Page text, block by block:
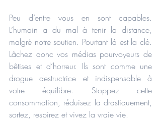
Peu d’entre vous en sont capables.
L’humain a du mal à tenir la distance,
malgré notre soutien. Pourtant là est la clé.
Lâchez donc vos médias pourvoyeurs de
bêtises et d’horreur. Ils sont comme une
drogue destructrice et indispensable à
votre équilibre. Stoppez cette
consommation, réduisez la drastiquement,
sortez, respirez et vivez la vraie vie.